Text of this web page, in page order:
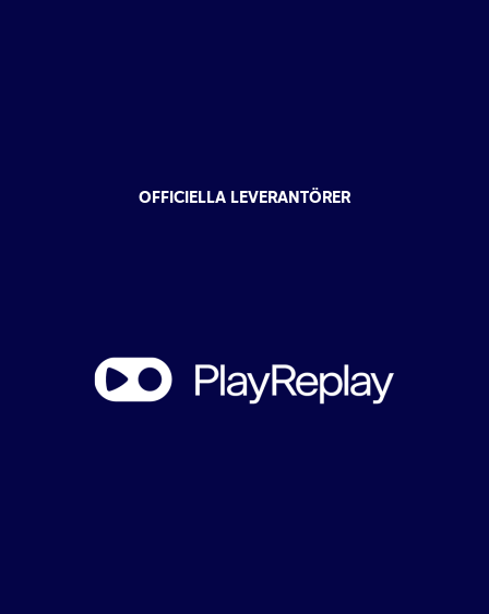
OFFICIELLA LEVERANTÖRER